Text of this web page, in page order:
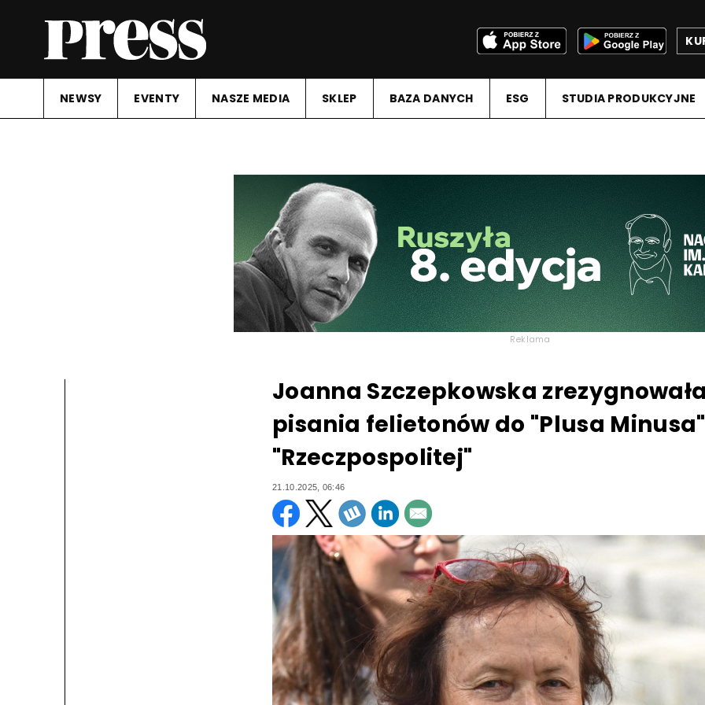
NEWSY EVENTY NASZE MEDIA SKLEP BAZA DANYCH ESG STUDIA PRODUKCYJNE
Reklama
Joanna Szczepkowska
pisania felietonów do "Plusa Minusa"
"Rzeczpospolitej"
21.10.2025, 06:46